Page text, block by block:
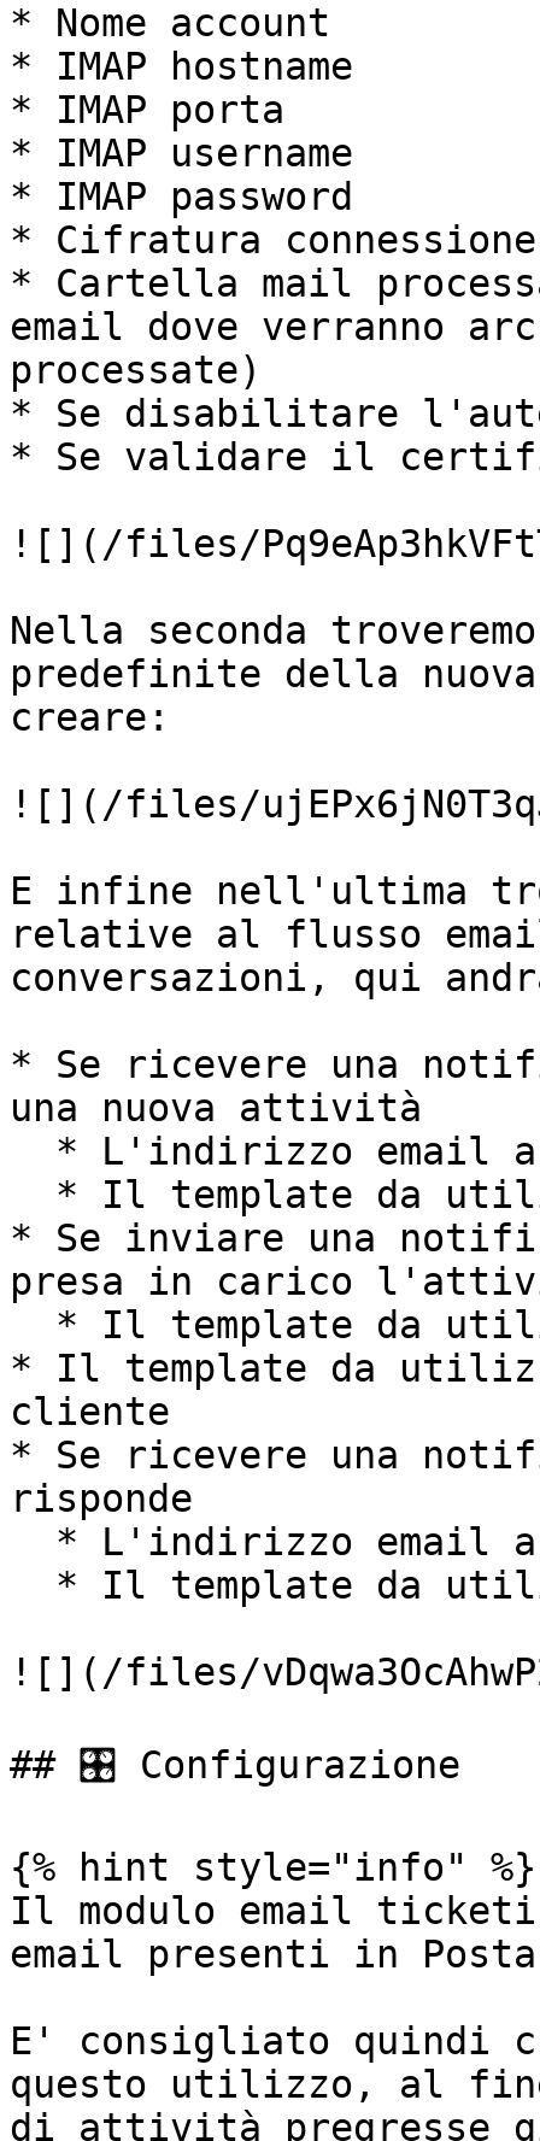
* Nome account
* IMAP hostname
* IMAP porta
* IMAP username
* IMAP password
* Cifratura connessione
* Cartella mail
email dove verranno
processate)
* Se disabilitare
* Se validare il
![](/files/
Nella seconda
predefinite della
creare:
![](/files/
E infine nell'ultima
relative al flusso
conversazioni, qui
* Se ricevere una
una nuova attività
* Se inviare una
presa in carico
* Il template da
cliente
* Se ricevere una
risponde
![](/files/
## 🎛️ Configurazione
{% hint style="info" %}
Il modulo email
email presenti in
E' consigliato quindi
questo utilizzo, al
di attività pregresse